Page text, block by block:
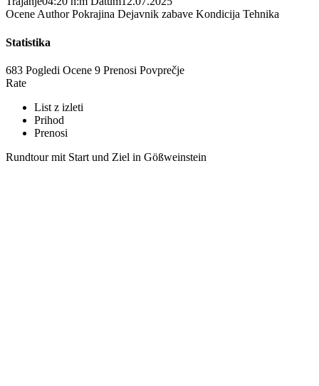
Ocene Author Pokrajina Dejavnik zabave Kondicija Tehnika
Statistika
683 Pogledi Ocene 9 Prenosi Povprečje
Rate
List z izleti
Prihod
Prenosi
Rundtour mit Start und Ziel in Gößweinstein